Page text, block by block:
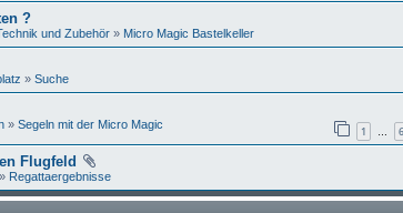
?
und Zubehör » Micro Magic Bastelkeller
» Suche
1 … 6
» Segeln mit der Micro Magic
Flugfeld
» Regattaergebnisse